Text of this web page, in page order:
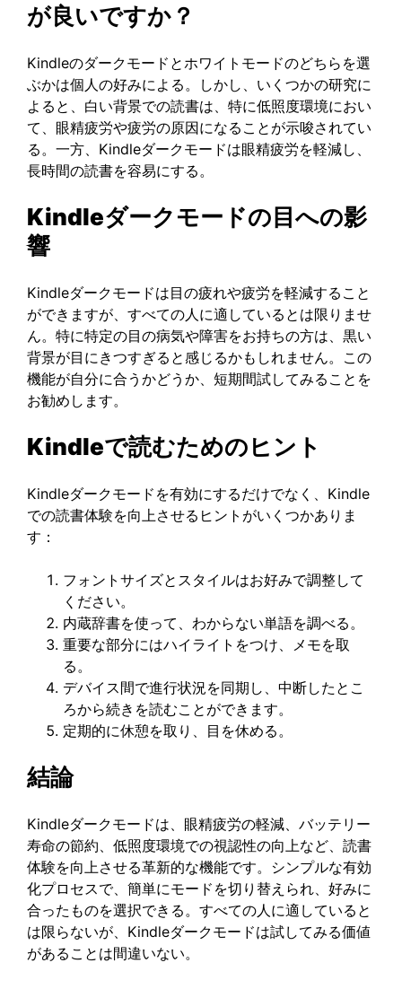
が良いですか？
Kindleのダークモードとホワイトモードのどちらを選
ぶかは個人の好みによる。しかし、いくつかの研究に
よると、白い背景での読書は、特に低照度環境におい
て、眼精疲労や疲労の原因になることが示唆されてい
る。一方、Kindleダークモードは眼精疲労を軽減し、
長時間の読書を容易にする。
Kindleダークモードの目への影
響
Kindleダークモードは目の疲れや疲労を軽減すること
ができますが、すべての人に適しているとは限りませ
ん。特に特定の目の病気や障害をお持ちの方は、黒い
背景が目にきつすぎると感じるかもしれません。この
機能が自分に合うかどうか、短期間試してみることを
お勧めします。
Kindleで読むためのヒント
Kindleダークモードを有効にするだけでなく、Kindle
での読書体験を向上させるヒントがいくつかありま
す：
フォントサイズとスタイルはお好みで調整して
ください。
内蔵辞書を使って、わからない単語を調べる。
重要な部分にはハイライトをつけ、メモを取
る。
デバイス間で進行状況を同期し、中断したとこ
ろから続きを読むことができます。
定期的に休憩を取り、目を休める。
結論
Kindleダークモードは、眼精疲労の軽減、バッテリー
寿命の節約、低照度環境での視認性の向上など、読書
体験を向上させる革新的な機能です。シンプルな有効
化プロセスで、簡単にモードを切り替えられ、好みに
合ったものを選択できる。すべての人に適していると
は限らないが、Kindleダークモードは試してみる価値
があることは間違いない。